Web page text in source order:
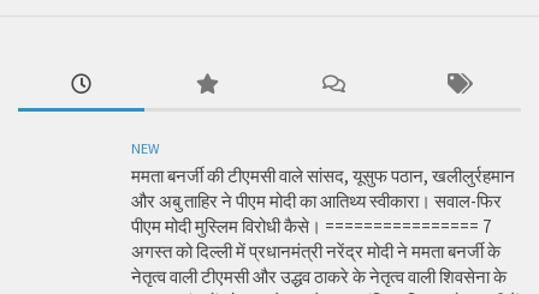
NEW
ममता बनर्जी की टीएमसी वाले सांसद, यूसुफ पठान, खलीलुर्रहमान
और अबु ताहिर ने पीएम मोदी का आतिथ्य स्वीकारा। सवाल-फिर
पीएम मोदी मुस्लिम विरोधी कैसे। ================ 7
अगस्त को दिल्ली में प्रधानमंत्री नरेंद्र मोदी ने ममता बनर्जी के
नेतृत्व वाली टीएमसी और उद्धव ठाकरे के नेतृत्व वाली शिवसेना के